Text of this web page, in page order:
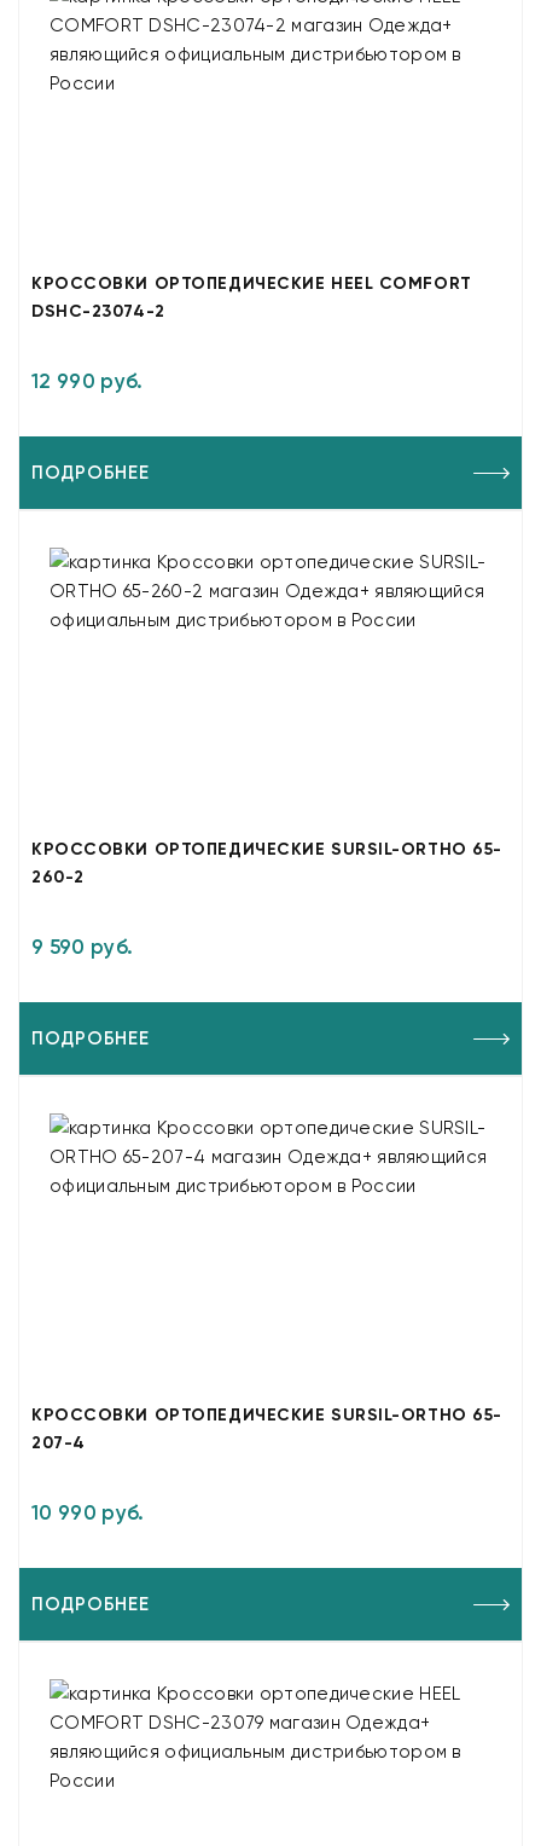
КРОССОВКИ ОРТОПЕДИЧЕСКИЕ HEEL COMFORT
DSHC-23074-2
12 990 руб.
ПОДРОБНЕЕ
КРОССОВКИ ОРТОПЕДИЧЕСКИЕ SURSIL-ORTHO 65-
260-2
9 590 руб.
ПОДРОБНЕЕ
КРОССОВКИ ОРТОПЕДИЧЕСКИЕ SURSIL-ORTHO 65-
207-4
10 990 руб.
ПОДРОБНЕЕ